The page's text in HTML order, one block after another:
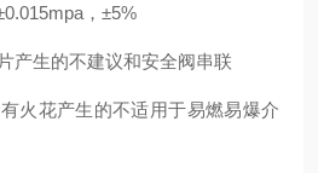
，±5%
产生的不建议和安全阀串联
火花产生的不适用于易燃易爆介